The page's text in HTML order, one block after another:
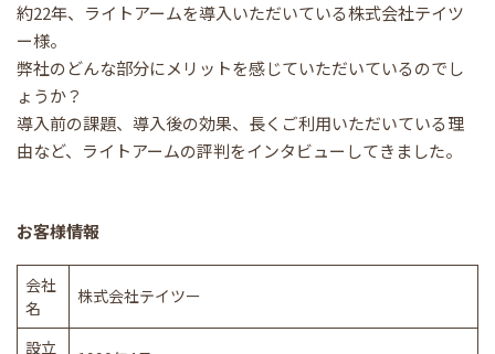
約22年、ライトアームを導入いただいている株式会社テイツ
ー様。
弊社のどんな部分にメリットを感じていただいているのでし
ょうか？
導入前の課題、導入後の効果、長くご利用いただいている理
由など、ライトアームの評判をインタビューしてきました。
お客様情報
会社
名
株式会社テイツー
設立